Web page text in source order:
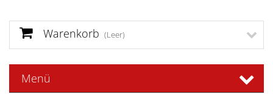
Warenkorb (Leer)
Menü